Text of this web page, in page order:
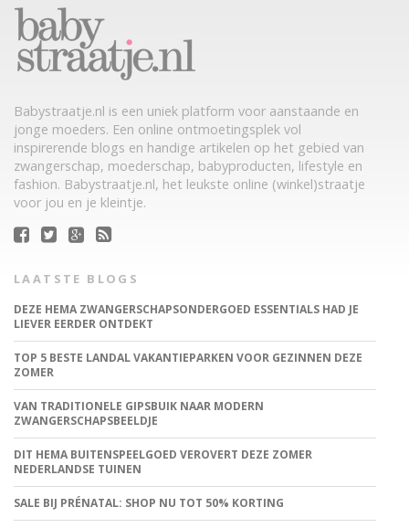
Babystraatje.nl is een uniek platform voor aanstaande en
jonge moeders. Een online ontmoetingsplek vol
inspirerende blogs en handige artikelen op het gebied van
zwangerschap, moederschap, babyproducten, lifestyle en
fashion. Babystraatje.nl, het leukste online (winkel)straatje
voor jou en je kleintje.
LAATSTE BLOGS
DEZE HEMA ZWANGERSCHAPSONDERGOED ESSENTIALS HAD JE
LIEVER EERDER ONTDEKT
TOP 5 BESTE LANDAL VAKANTIEPARKEN VOOR GEZINNEN DEZE
ZOMER
VAN TRADITIONELE GIPSBUIK NAAR MODERN
ZWANGERSCHAPSBEELDJE
DIT HEMA BUITENSPEELGOED VEROVERT DEZE ZOMER
NEDERLANDSE TUINEN
SALE BIJ PRÉNATAL: SHOP NU TOT 50% KORTING